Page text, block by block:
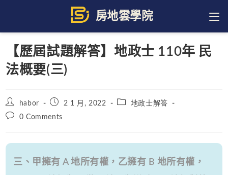
content
【歷屆試題解答】地政士 110年 民
法概要(三)
Post
author:
habor
Post2 1 月, 2022
Post地政士解答
Post0 Comments
三、甲擁有 A 地所有權，乙擁有 B 地所有權，